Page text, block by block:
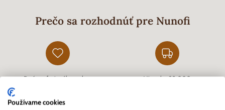
Prečo sa rozhodnúť pre Nunofi
Prvý profesionálny eshop
založený v roku 2007
Viac ako 82 000
Používame cookies